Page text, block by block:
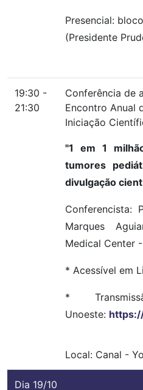
Presencial:
(Presidente
19:30 -
21:30
Conferência de
Encontro Anual
Iniciação
"1 em 1
tumores
divulgação
Conferencista:
Marques
Medical Center
* Acessível em
*
Unoeste:
Local: Canal -
Dia 19/10